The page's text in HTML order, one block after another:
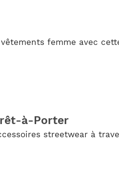
femme avec
à-Porter
streetwear à